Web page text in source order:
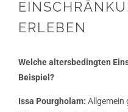
ERLEBEN
Welche altersbedingten
Beispiel?
Issa Pourgholam: Allgemein